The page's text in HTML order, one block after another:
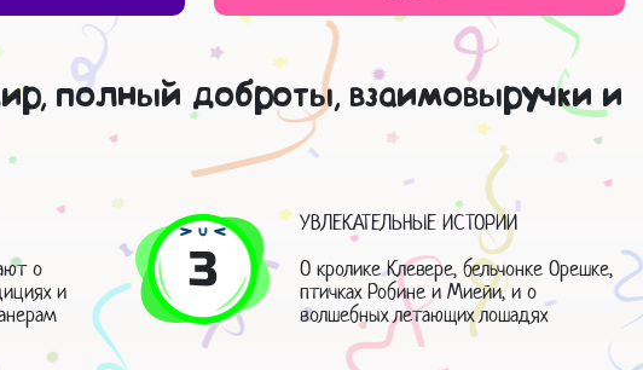
полный доброты, взаимовыручки и
о
и
3
УВЛЕКАТЕЛЬНЫЕ ИСТОРИИ
О кролике Клевере, бельчонке Орешке,
птичках Робине и Миейи, и о
волшебных летающих лошадях